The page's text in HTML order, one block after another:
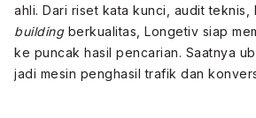
ahli. Dari riset kata kunci, audit teknis,
buildingberkualitas, Longetiv siap
ke puncak hasil pencarian. Saatnya
jadi mesin penghasil trafik dan